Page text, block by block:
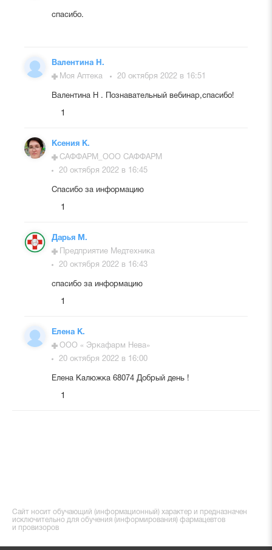
спасибо.
Валентина Н.
Моя Аптека
20 октября 2022 в 16:51
Валентина Н . Познавательный вебинар,спасибо!
1
Ксения К.
САФФАРМ_ООО САФФАРМ
20 октября 2022 в 16:45
Спасибо за информацию
1
Дарья М.
Предприятие Медтехника
20 октября 2022 в 16:43
спасибо за информацию
1
Елена К.
ООО « Эркафарм Нева»
20 октября 2022 в 16:00
Елена Калюжка 68074 Добрый день !
1
Сайт носит обучающий (информационный) характер и предназначен
исключительно для обучения (информирования) фармацевтов
и провизоров